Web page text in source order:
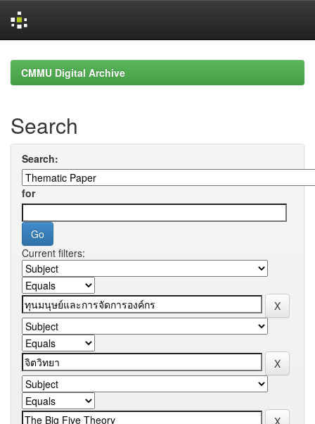
navigationCMMU Digital Archive
Search
Search:
for
Current filters: